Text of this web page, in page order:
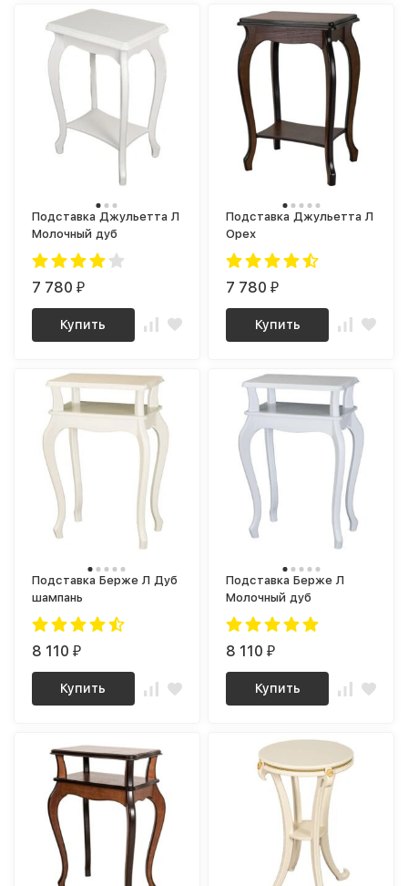
Подставка Джульетта Л
Молочный дуб
7 780₽
Купить
Подставка Джульетта Л
Орех
7 780₽
Купить
Подставка Берже Л Дуб
шампань
8 110₽
Купить
Подставка Берже Л
Молочный дуб
8 110₽
Купить